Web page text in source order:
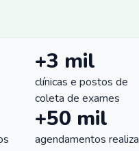
+3 mil
clínicas e postos de
coleta de exames
+50 mil
agendamentos